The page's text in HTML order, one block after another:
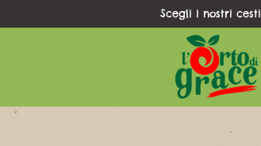
Scegli i nostri cesti